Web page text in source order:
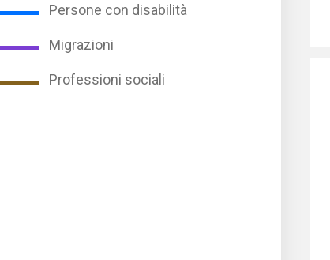
Persone con disabilità
Migrazioni
Professioni sociali